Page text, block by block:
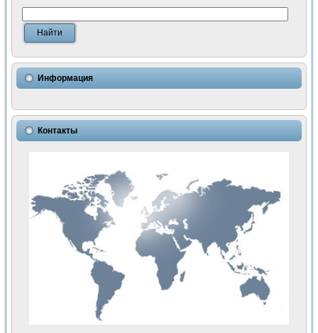
Измерение шумовых параметров операционных
Измерительный преобразователь на основе цифровой
Использование NI LabVIEW для математического
Исследовние возможности создания измерителя ВАХ
Математическое моделирование генератора сигналов -
Применение осциллографического модуля с высоким
Симуляция отклика импульсного радиолокационного
Автоматизация формирования уравнений состояния для
Разработка автоматизированного стенда для измерения
Применение среды LabVIEW для построения картины
Портативная система для определения показателей
Использование LabVIEW для управления источником
Устройство для снятия вольт-амперных характеристик
Передовые научные технологии: нано-, фемто-,
Автоматизированная установка по измерению временных
Автоматизированный лабораторный комплекс на базе
Визуализация моделирования и оптимизации тепловой
Виртуальный прибор для исследования функциональных
Исследование возможности создания экономичного
Исследование кинетики движения макрочастиц в
Информация
Контакты